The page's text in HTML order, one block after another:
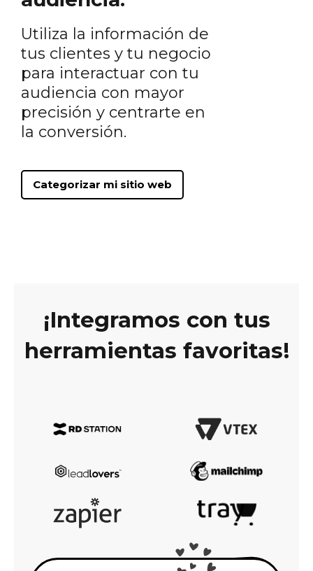
Utiliza la información de
tus clientes y tu negocio
para interactuar con tu
audiencia con mayor
precisión y centrarte en
la conversión.
Categorizar mi sitio web
¡Integramos con tus
herramientas favoritas!